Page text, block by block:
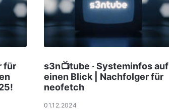
für
s3n📺tube · Systeminfos auf
einen Blick | Nachfolger für
neofetch
01.12.2024